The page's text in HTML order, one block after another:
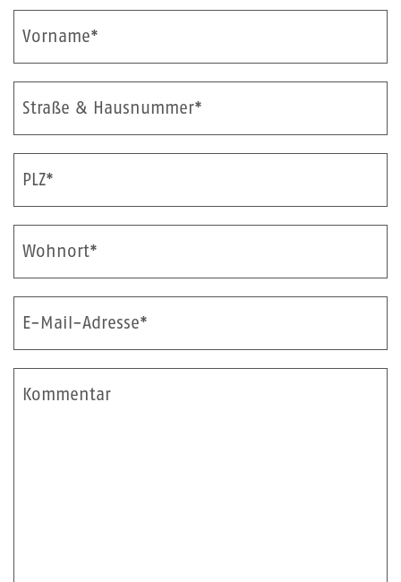
Vorname*
Straße & Hausnummer*
PLZ*
Wohnort*
E-Mail-Adresse*
Kommentar